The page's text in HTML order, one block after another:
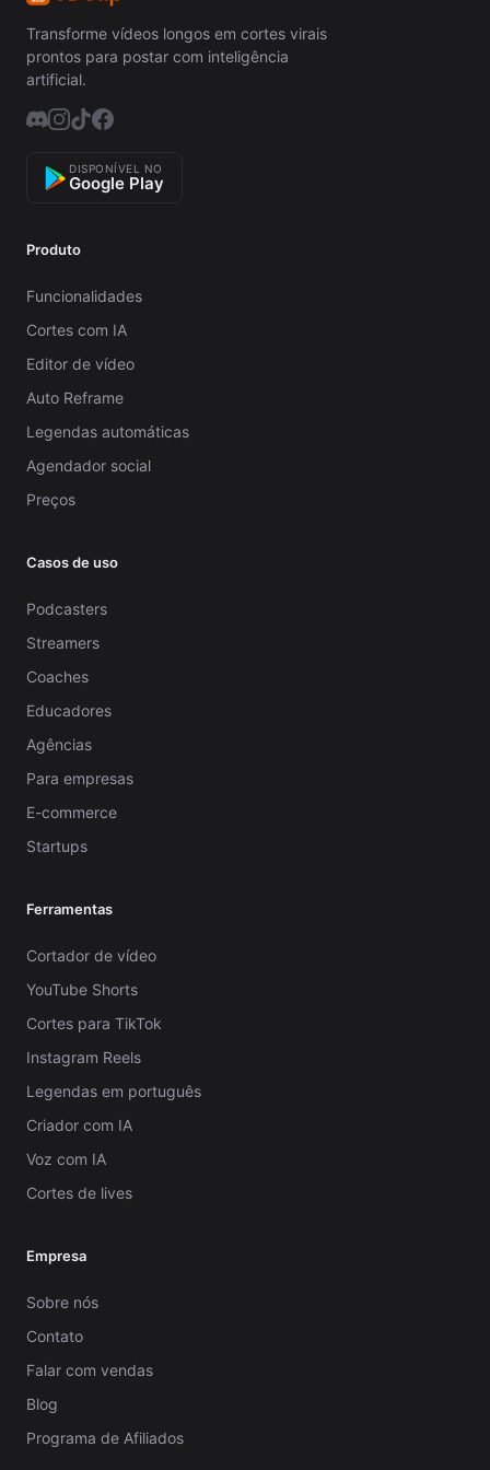
Transforme vídeos longos em cortes virais
prontos para postar com inteligência
artificial.
DISPONÍVEL NO
Google Play
Produto
Funcionalidades
Cortes com IA
Editor de vídeo
Auto Reframe
Legendas automáticas
Agendador social
Preços
Casos de uso
Podcasters
Streamers
Coaches
Educadores
Agências
Para empresas
E-commerce
Startups
Ferramentas
Cortador de vídeo
YouTube Shorts
Cortes para TikTok
Instagram Reels
Legendas em português
Criador com IA
Voz com IA
Cortes de lives
Empresa
Sobre nós
Contato
Falar com vendas
Blog
Programa de Afiliados